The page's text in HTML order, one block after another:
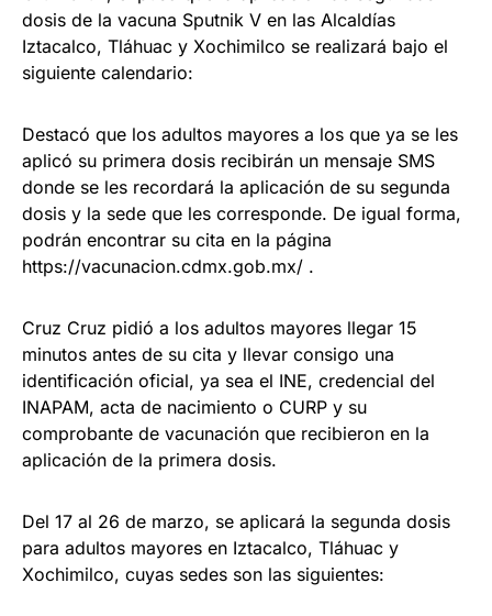
dosis de la vacuna Sputnik V en las Alcaldías
Iztacalco, Tláhuac y Xochimilco se realizará bajo el
siguiente calendario:
Destacó que los adultos mayores a los que ya se les
aplicó su primera dosis recibirán un mensaje SMS
donde se les recordará la aplicación de su segunda
dosis y la sede que les corresponde. De igual forma,
podrán encontrar su cita en la página
https://vacunacion.cdmx.gob.mx/ .
Cruz Cruz pidió a los adultos mayores llegar 15
minutos antes de su cita y llevar consigo una
identificación oficial, ya sea el INE, credencial del
INAPAM, acta de nacimiento o CURP y su
comprobante de vacunación que recibieron en la
aplicación de la primera dosis.
Del 17 al 26 de marzo, se aplicará la segunda dosis
para adultos mayores en Iztacalco, Tláhuac y
Xochimilco, cuyas sedes son las siguientes: